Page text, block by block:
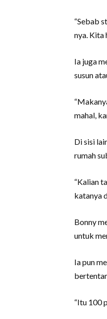
“Sebab
nya. Kita
Ia juga
susun
mahal,
Di sisi
rumah
“Kalian
katanya
Bonny
untuk
Ia pun
“Itu 100